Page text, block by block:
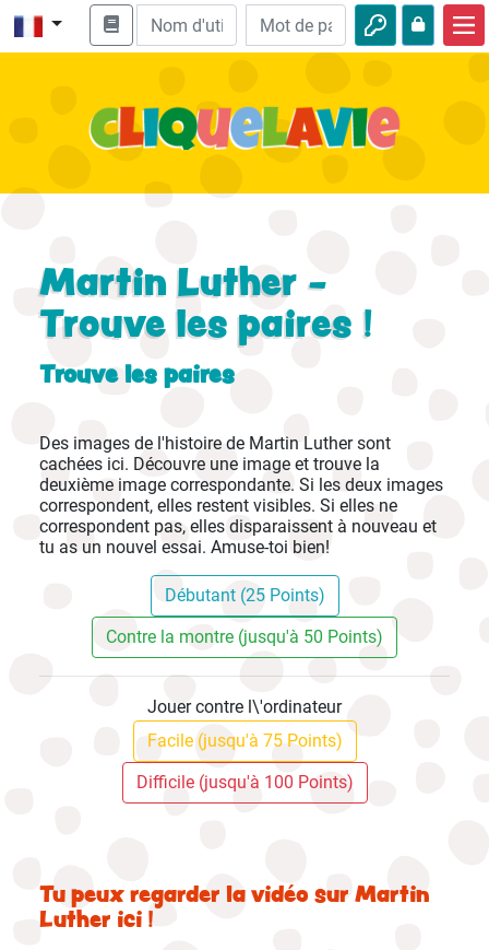
Enseignement biblique
Nature
Aventures
Loisirs
Martin Luther -
Trouve les paires !
Trouve les paires
Des images de l'histoire de Martin Luther sont
cachées ici. Découvre une image et trouve la
deuxième image correspondante. Si les deux images
correspondent, elles restent visibles. Si elles ne
correspondent pas, elles disparaissent à nouveau et
tu as un nouvel essai. Amuse-toi bien!
Débutant (25 Points)
Contre la montre (jusqu'à 50 Points)
Jouer contre l\'ordinateur
Facile (jusqu'à 75 Points)
Difficile (jusqu'à 100 Points)
Tu peux regarder la vidéo sur Martin
Luther ici !